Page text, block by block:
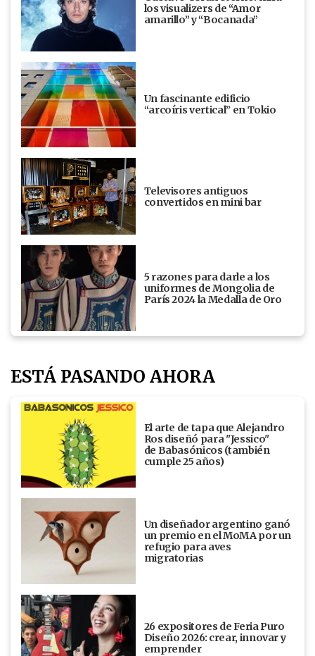
los visualizers de “Amor
amarillo” y “Bocanada”
Un fascinante edificio
“arcoíris vertical” en Tokio
Televisores antiguos
convertidos en mini bar
5 razones para darle a los
uniformes de Mongolia de
París 2024 la Medalla de Oro
ESTÁ PASANDO AHORA
El arte de tapa que Alejandro
Ros diseñó para "Jessico"
de Babasónicos (también
cumple 25 años)
Un diseñador argentino ganó
un premio en el MoMA por un
refugio para aves
migratorias
26 expositores de Feria Puro
Diseño 2026: crear, innovar y
emprender